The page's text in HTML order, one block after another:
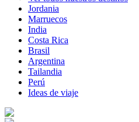
Jordania
Marruecos
India
Costa Rica
Brasil
Argentina
Tailandia
Perú
Ideas de viaje